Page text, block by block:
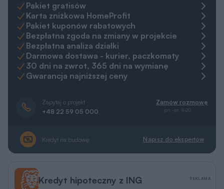
Pakiet gratisów
Karta zniżkowa HomeProfit
Pakiet kuponów rabatowych
Bezpłatna zgoda na zmiany w projekcie
Bezpłatna analiza działki
Darmowa dostawa - kurier, paczkomaty
30 dni na zwrot, 365 dni na wymianę
Gwarancja najniższej ceny
Zapytaj o projekt
+48 22 59 05 000
Zamów rozmowę
pn.-pt. 8-20
Kredyt na budowę Napisz do ekspertów
Kredyt hipoteczny z ING REKLAMA